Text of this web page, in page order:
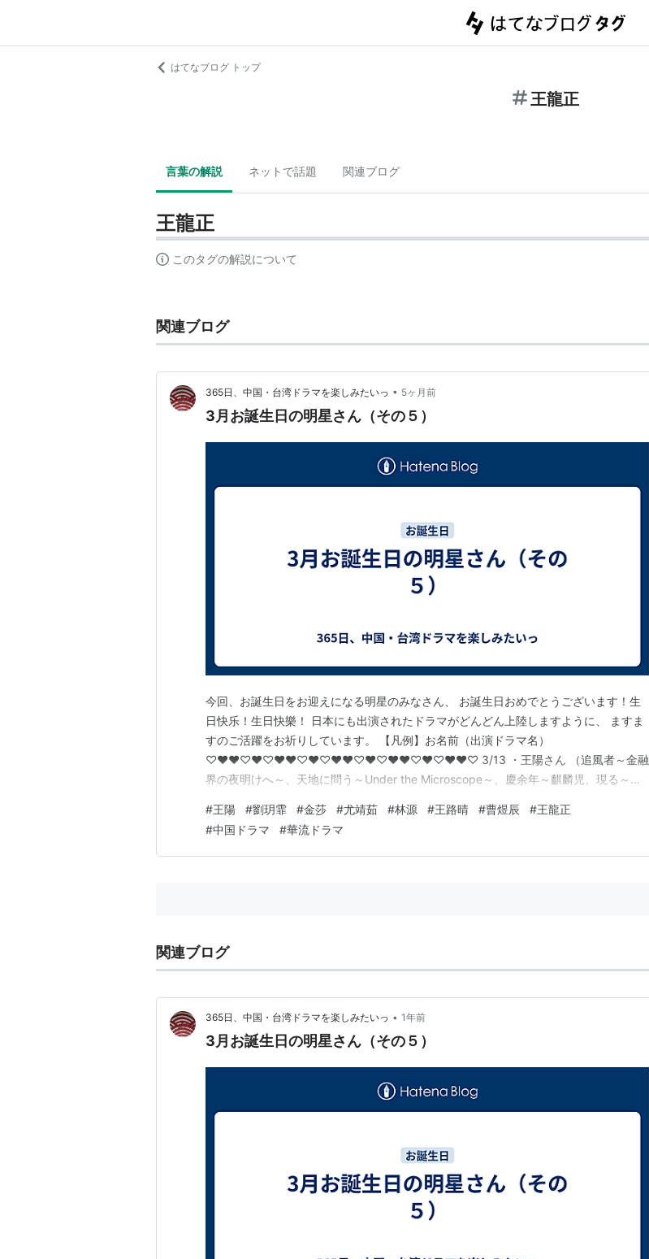
はてなブログ トップ
王龍正
言葉の解説 ネットで話題 関連ブログ
王龍正
このタグの解説について
関連ブログ
365日、中国・台湾ドラマを楽しみたいっ • 5ヶ月前
3月お誕生日の明星さん（その５）
今回、お誕生日をお迎えになる明星のみなさん、 お誕生日おめでとうございます！生
日快乐！生日快樂！ 日本にも出演されたドラマがどんどん上陸しますように、 ますま
すのご活躍をお祈りしています。 【凡例】お名前（出演ドラマ名）
♡♥♥♡♥♡♥♥♡♥♡♥♥♡♥♡♥♥♡♥♡♥♥♡ 3/13 ・王陽さん （追風者～金融
界の夜明けへ～、天地に問う～Under the Microscope～、慶余年～麒麟児、現る～、
タミー・チェンさん （君に恋した328日、画皮～千年の恋～ 、美人心計～一人の妃と
二人の皇帝～） ・劉玥霏さん （夢…
#王陽 #劉玥霏 #金莎 #尤靖茹 #林源 #王路晴 #曹煜辰 #王龍正
#中国ドラマ #華流ドラマ
関連ブログ
365日、中国・台湾ドラマを楽しみたいっ • 1年前
3月お誕生日の明星さん（その５）